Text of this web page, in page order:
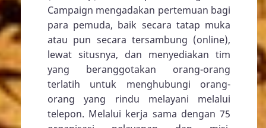
organisasi Kristen yang hanya
bergantung pada brosur organisasinya
untuk menindaklanjuti orang-orang
yang memiliki kerinduan untuk terlibat
dalam pelayanan. Organisasi ini ada
untuk membantu generasi usia 20 -- 30-
an ke atas agar mendapat kesempatan
melayani Tuhan. Inti dari Rightnow